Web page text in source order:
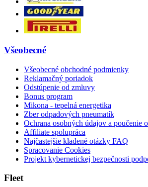
Všeobecné
Všeobecné obchodné podmienky
Reklamačný poriadok
Odstúpenie od zmluvy
Bonus program
Mikona - tepelná energetika
Zber odpadových pneumatík
Ochrana osobných údajov a poučenie
Affiliate spolupráca
Najčastejšie kladené otázky FAQ
Spracovanie Cookies
Projekt kybernetickej bezpečnosti
Fleet